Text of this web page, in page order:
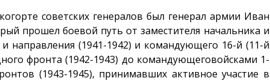
советских генералов был генерал армии Иван
прошел боевой путь от заместителя начальника и
направления (1941-1942) и командующего 16-й (11-й
фронта (1942-1943) до командующеговойсками 1-
(1943-1945), принимавших активное участие в